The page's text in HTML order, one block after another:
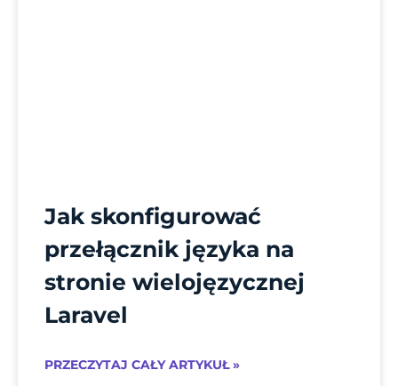
Jak skonfigurować
przełącznik języka na
stronie wielojęzycznej
Laravel
PRZECZYTAJ CAŁY ARTYKUŁ »